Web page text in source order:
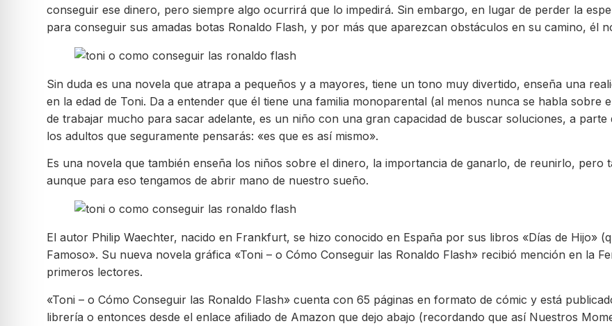
conseguir ese dinero, pero siempre algo ocurrirá que lo impedirá. Sin embargo, en lugar de perder la
para conseguir sus amadas botas Ronaldo Flash, y por más que aparezcan obstáculos en su camino, él
Sin duda es una novela que atrapa a pequeños y a mayores, tiene un tono muy divertido, enseña una
en la edad de Toni. Da a entender que él tiene una familia monoparental (al menos nunca se habla sobre
de trabajar mucho para sacar adelante, es un niño con una gran capacidad de buscar soluciones, a
los adultos que seguramente pensarás: «es que es así mismo».
Es una novela que también enseña los niños sobre el dinero, la importancia de ganarlo, de reunirlo,
aunque para eso tengamos de abrir mano de nuestro sueño.
El autor Philip Waechter, nacido en Frankfurt, se hizo conocido en España por sus libros «Días de Hijo»
Famoso». Su nueva novela gráfica «Toni – o Cómo Conseguir las Ronaldo Flash» recibió mención en la
primeros lectores.
«Toni – o Cómo Conseguir las Ronaldo Flash» cuenta con 65 páginas en formato de cómic y está
librería o entonces desde el enlace afiliado de Amazon que dejo abajo (recordando que así Nuestros